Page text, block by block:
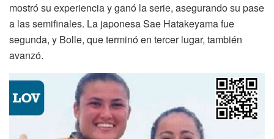
mostró su experiencia y ganó la serie, asegurando su pase
a las semifinales. La japonesa Sae Hatakeyama fue
segunda, y Bolle, que terminó en tercer lugar, también
avanzó.